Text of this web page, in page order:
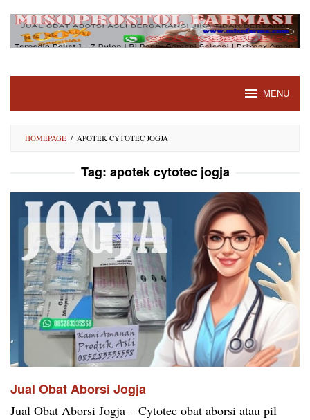
Skip
content
MENU
HOMEPAGE / APOTEK CYTOTEC JOGJA
Tag: apotek cytotec jogja
Jual Obat Aborsi Jogja
Jual Obat Aborsi Jogja – Cytotec obat aborsi atau pil